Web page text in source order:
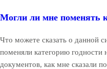
Могли ли мне поменять
Что можете сказать о данной
поменяли категорию годности
документов, как мне сказали